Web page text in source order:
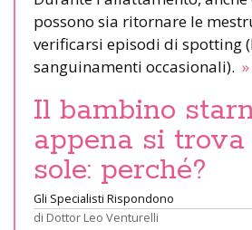
possono sia ritornare le
verificarsi episodi di spotting
sanguinamenti occasionali). »
Il bambino
appena si
sole: perché?
Gli Specialisti Rispondono
di Dottor Leo Venturelli